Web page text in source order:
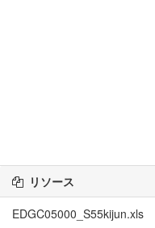
リソース
EDGC05000_S55kijun.xls